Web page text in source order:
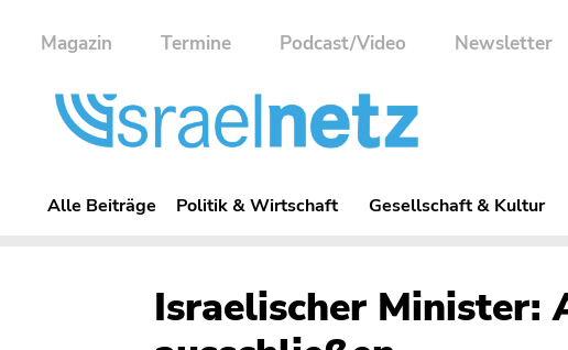
Magazin Termine Podcast/Video Newsletter
Alle Beiträge Politik & Wirtschaft Gesellschaft & Kultur
Israelischer Minister: